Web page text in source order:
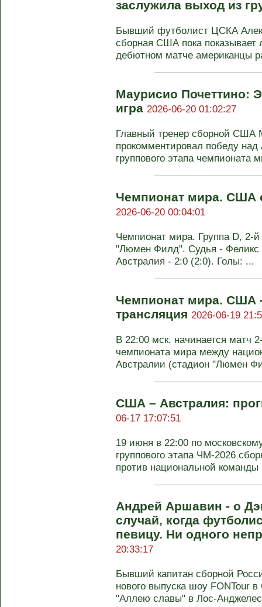
заслужила выход из
Бывший футболист ЦСКА
сборная США пока
дебютном матче американцы
Маурисио Почеттино:
игра 2026-06-20 01:02:27
Главный тренер сборной США
прокомментировал победу
группового этапа чемпионата
Чемпионат мира. США
2026-06-20 00:04:01
Чемпионат мира. Группа D, 2-
"Люмен Филд". Судья -
Австралия - 2:0 (2:0). Голы: ...
Чемпионат мира. США
трансляция 2026-06-19
В 22:00 мск. начинается матч
чемпионата мира между
Австралии (стадион "Люмен
США – Австралия:
06-17 17:07:51
19 июня в 22:00 по
группового этапа ЧМ-2026
против национальной команды
Андрей Аршавин - о
случай, когда
певицу. Ни одного
20:33:17
Бывший капитан сборной
нового выпуска шоу FONTour
"Аллею славы" в Лос-